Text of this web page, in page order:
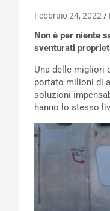
Febbraio 24, 2022
Non è per niente
sventurati
Una delle migliori
portato milioni di
soluzioni
hanno lo stesso